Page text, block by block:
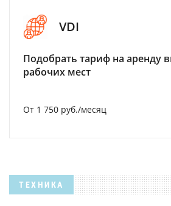
VDI
Подобрать тариф на аренду
рабочих мест
От 1 750 руб./месяц
ТЕХНИКА